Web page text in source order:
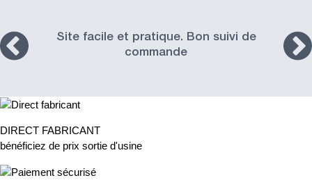
Site facile et pratique. Bon suivi de
commande
DIRECT FABRICANT
bénéficiez de prix sortie d'usine